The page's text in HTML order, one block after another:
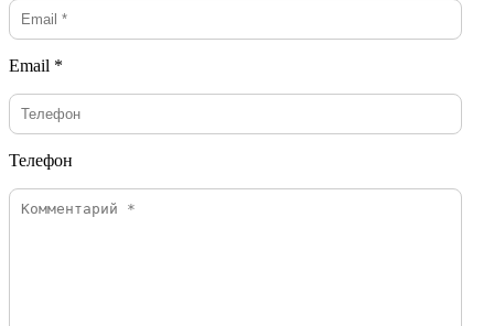
Email *
Телефон